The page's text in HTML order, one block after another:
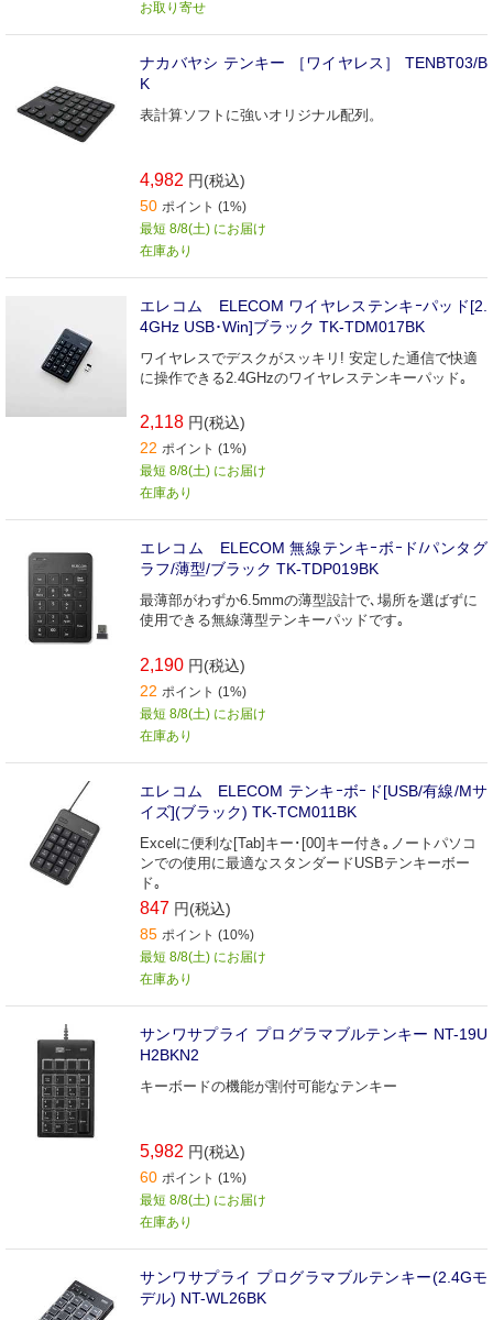
お取り寄せ
ナカバヤシ テンキー ［ワイヤレス］ TENBT03/B
K
表計算ソフトに強いオリジナル配列。
4,982 円(税込)
50 ポイント (1%)
最短 8/8(土) にお届け
在庫あり
エレコム ELECOM ワイヤレステンキｰパッド[2.
4GHz USB･Win]ブラック TK-TDM017BK
ワイヤレスでデスクがスッキリ! 安定した通信で快適
に操作できる2.4GHzのワイヤレステンキーパッド｡
2,118 円(税込)
22 ポイント (1%)
最短 8/8(土) にお届け
在庫あり
エレコム ELECOM 無線テンキｰボｰド/パンタグ
ラフ/薄型/ブラック TK-TDP019BK
最薄部がわずか6.5mmの薄型設計で､場所を選ばずに
使用できる無線薄型テンキーパッドです｡
2,190 円(税込)
22 ポイント (1%)
最短 8/8(土) にお届け
在庫あり
エレコム ELECOM テンキｰボｰド[USB/有線/Mサ
イズ](ブラック) TK-TCM011BK
Excelに便利な[Tab]キー･[00]キー付き｡ノートパソコ
ンでの使用に最適なスタンダードUSBテンキーボー
ド｡
847 円(税込)
85 ポイント (10%)
最短 8/8(土) にお届け
在庫あり
サンワサプライ プログラマブルテンキー NT-19U
H2BKN2
キーボードの機能が割付可能なテンキー
5,982 円(税込)
60 ポイント (1%)
最短 8/8(土) にお届け
在庫あり
サンワサプライ プログラマブルテンキー(2.4Gモ
デル) NT-WL26BK